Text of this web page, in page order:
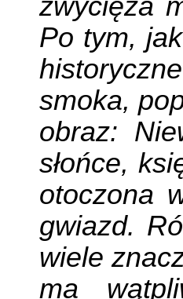
zwycięża
Po tym,
smoka,
obraz:
słońce,
otoczona
gwiazd.
wiele
ma